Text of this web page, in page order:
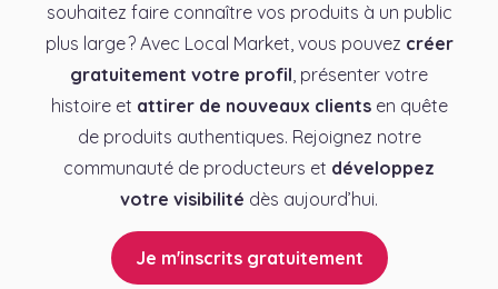
souhaitez faire connaître vos produits à un public
plus large ? Avec Local Market, vous pouvez créer
gratuitement votre profil, présenter votre
histoire et attirer de nouveaux clientsen quête
de produits authentiques. Rejoignez notre
communauté de producteurs et développez
votre visibilité dès aujourd’hui.
Je m'inscrits gratuitement